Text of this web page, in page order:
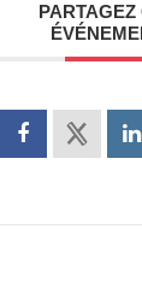
PARTAGEZ